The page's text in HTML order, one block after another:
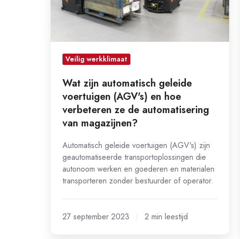
hoe
verbeteren
ze
automatisering
van
magazijnen?
Veilig werkklimaat
Wat zijn automatisch geleide
voertuigen (AGV's) en hoe
verbeteren ze de automatisering
van magazijnen?
Automatisch geleide voertuigen (AGV's) zijn
geautomatiseerde transportoplossingen die
autonoom werken en goederen en materialen
transporteren zonder bestuurder of operator.
27 september 2023 2 min leestijd